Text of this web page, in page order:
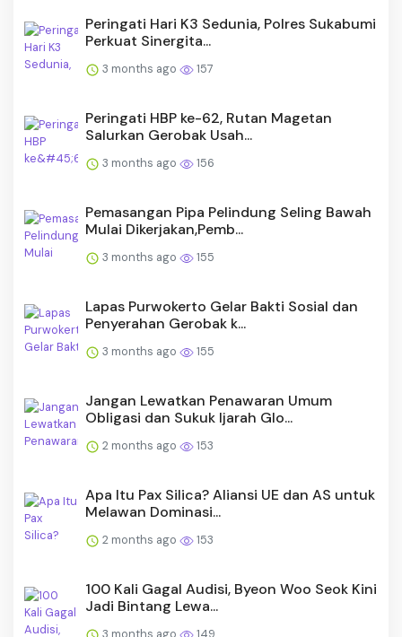
Peringati Hari K3 Sedunia, Polres Sukabumi
Perkuat Sinergita...
3 months ago 157
Peringati HBP ke-62, Rutan Magetan
Salurkan Gerobak Usah...
3 months ago 156
Pemasangan Pipa Pelindung Seling Bawah
Mulai Dikerjakan,Pemb...
3 months ago 155
Lapas Purwokerto Gelar Bakti Sosial dan
Penyerahan Gerobak k...
3 months ago 155
Jangan Lewatkan Penawaran Umum
Obligasi dan Sukuk Ijarah Glo...
2 months ago 153
Apa Itu Pax Silica? Aliansi UE dan AS untuk
Melawan Dominasi...
2 months ago 153
100 Kali Gagal Audisi, Byeon Woo Seok Kini
Jadi Bintang Lewa...
3 months ago 149